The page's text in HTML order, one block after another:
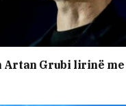
Artan Grubi lirinë